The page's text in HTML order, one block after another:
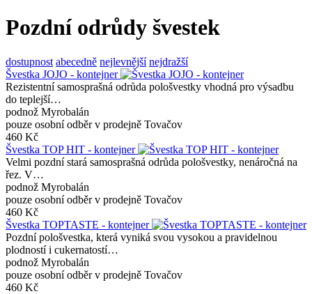
Pozdní odrůdy švestek
dostupnost abecedně nejlevnější nejdražší
Švestka JOJO - kontejner
Rezistentní samosprašná odrůda pološvestky vhodná pro výsadbu
do teplejší…
podnož Myrobalán
pouze osobní odběr v prodejně Tovačov
460 Kč
Švestka TOP HIT - kontejner
Velmi pozdní stará samosprašná odrůda pološvestky, nenáročná na
řez. V…
podnož Myrobalán
pouze osobní odběr v prodejně Tovačov
460 Kč
Švestka TOPTASTE - kontejner
Pozdní pološvestka, která vyniká svou vysokou a pravidelnou
plodností i cukernatostí…
podnož Myrobalán
pouze osobní odběr v prodejně Tovačov
460 Kč